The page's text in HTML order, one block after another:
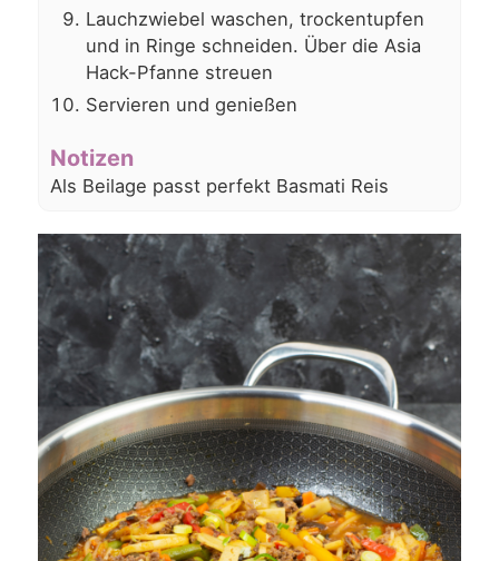
Lauchzwiebel waschen, trockentupfen
und in Ringe schneiden. Über die Asia
Hack-Pfanne streuen
Servieren und genießen
Notizen
Als Beilage passt perfekt Basmati Reis